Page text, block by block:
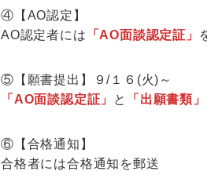
④【AO認定】
AO認定者には 「AO面談認定証」
⑤【願書提出】９/１６(火)～
「AO面談認定証」
と 「出願書類」
⑥【合格通知】
合格者には合格通知を郵送